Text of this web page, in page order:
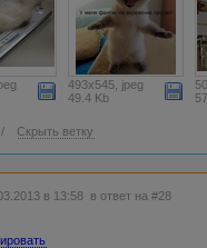
493x545, jpeg
49.4 Kb
/ Скрыть ветку
в 13:58 в ответ на #28